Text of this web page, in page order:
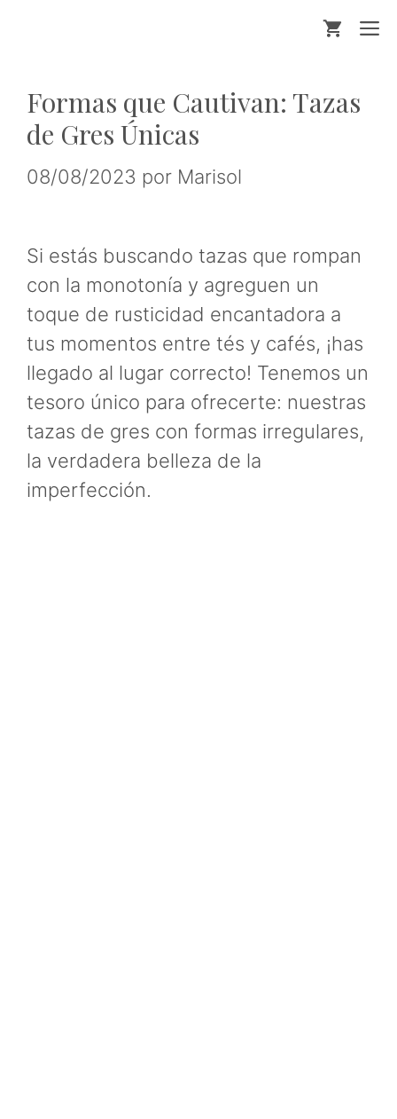
Formas que Cautivan: Tazas
de Gres Únicas
08/08/2023 por Marisol
Si estás buscando tazas que rompan
con la monotonía y agreguen un
toque de rusticidad encantadora a
tus momentos entre tés y cafés, ¡has
llegado al lugar correcto! Tenemos un
tesoro único para ofrecerte: nuestras
tazas de gres con formas irregulares,
la verdadera belleza de la
imperfección.